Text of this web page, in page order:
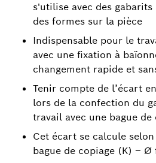
s'utilise avec des
des formes sur la pièce
Indispensable pour le
avec une fixation à
changement rapide et
Tenir compte de l’écart
lors de la confection du
travail avec une bague de
Cet écart se calcule
bague de copiage (K) –